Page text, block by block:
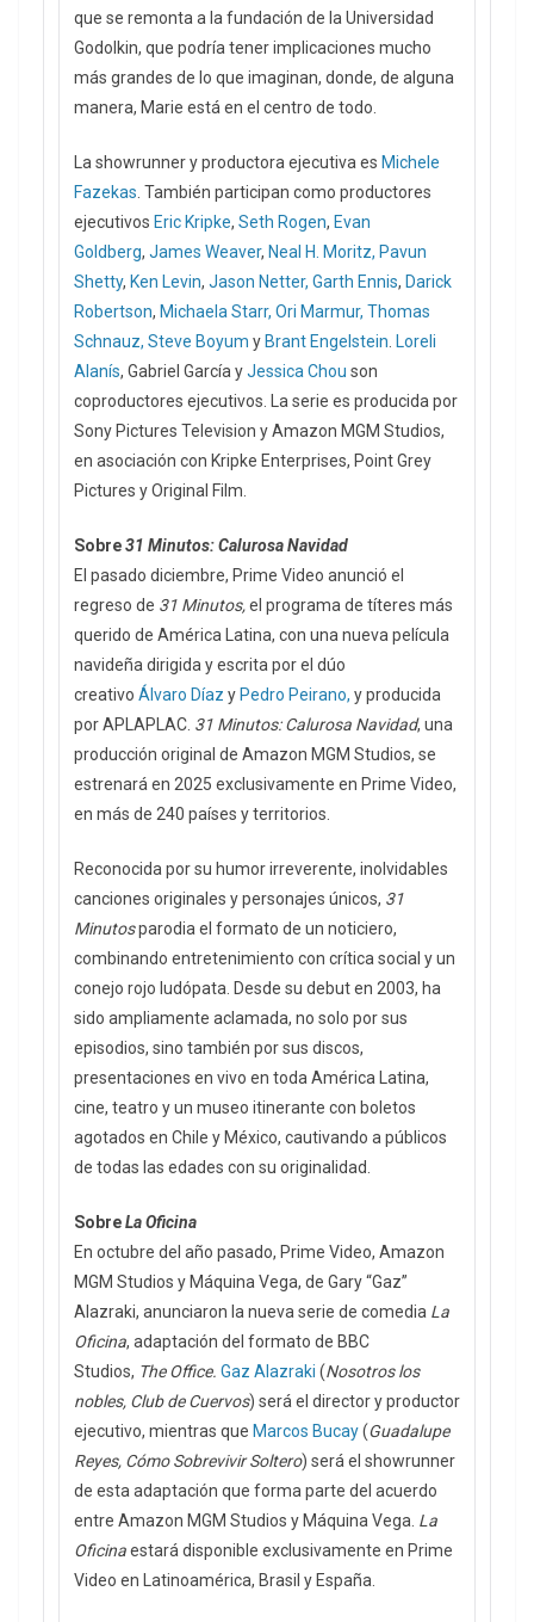
que se remonta a la fundación de la Universidad
Godolkin, que podría tener implicaciones mucho
más grandes de lo que imaginan, donde, de alguna
manera, Marie está en el centro de todo.
La showrunner y productora ejecutiva es Michele
Fazekas . También participan como productores
ejecutivos Eric Kripke, Seth Rogen, Evan
Goldberg, James Weaver, Neal H. Moritz, Pavun
Shetty, Ken Levin, Jason Netter, Garth Ennis, Darick
Robertson, Michaela Starr, Ori Marmur, Thomas
Schnauz, Steve Boyum y Brant Engelstein Loreli
Alanís, Gabriel García yJessica Chou son
coproductores ejecutivos. La serie es producida por
Sony Pictures Television y Amazon MGM Studios,
en asociación con Kripke Enterprises, Point Grey
Pictures y Original Film.
Sobre31 Minutos: Calurosa Navidad
El pasado diciembre, Prime Video anunció el
regreso de 31 Minutos,el programa de títeres más
querido de América Latina, con una nueva película
navideña dirigida y escrita por el dúo
creativo Álvaro Díaz y Pedro Peirano, y producida
por APLAPLAC. 31 Minutos: Calurosa Navidad, una
producción original de Amazon MGM Studios, se
estrenará en 2025 exclusivamente en Prime Video,
en más de 240 países y territorios.
Reconocida por su humor irreverente, inolvidables
canciones originales y personajes únicos, 31
Minutosparodia el formato de un noticiero,
combinando entretenimiento con crítica social y un
conejo rojo ludópata. Desde su debut en 2003, ha
sido ampliamente aclamada, no solo por sus
episodios, sino también por sus discos,
presentaciones en vivo en toda América Latina,
cine, teatro y un museo itinerante con boletos
agotados en Chile y México, cautivando a públicos
de todas las edades con su originalidad.
SobreLa Oficina
En octubre del año pasado, Prime Video, Amazon
MGM Studios y Máquina Vega, de Gary “Gaz”
Alazraki, anunciaron la nueva serie de comedia La
Oficina, adaptación del formato de BBC
Studios, The Office. Gaz Alazraki (Nosotros los
nobles, Club de Cuervos) será el director y productor
ejecutivo, mientras que Marcos Bucay(Guadalupe
Reyes, Cómo Sobrevivir Soltero) será el showrunner
de esta adaptación que forma parte del acuerdo
entre Amazon MGM Studios y Máquina Vega. La
Oficinaestará disponible exclusivamente en Prime
Video en Latinoamérica, Brasil y España.